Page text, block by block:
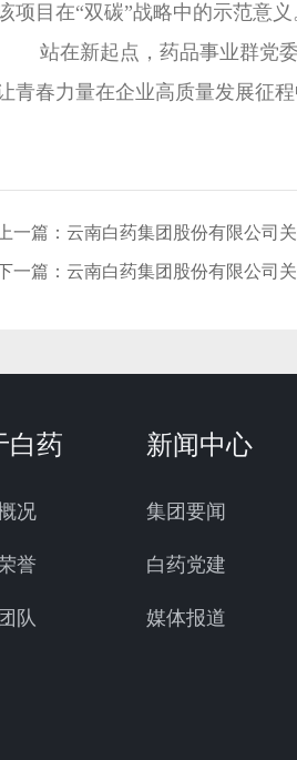
项目在“双碳”战略中的示范意
站在新起点，药品事业群党委
青春力量在企业高质量发展征程
上一篇： 云南白药集团股份有限公司
一篇： 云南白药集团股份有限公司
白药
况
誉
队
新闻中心
集团要闻
白药党建
媒体报道